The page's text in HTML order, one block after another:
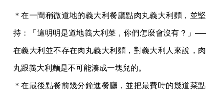
＊在一間稍微道地的義大利餐廳點肉丸義大利麵，並堅
持：「這明明是道地義大利菜，你們怎麼會沒有？」──
在義大利並不存在肉丸義大利麵，對義大利人來說，肉
丸跟義大利麵是不可能湊成一塊兒的。
＊在最後點餐前幾分鐘進餐廳，並把最費時的幾道菜點